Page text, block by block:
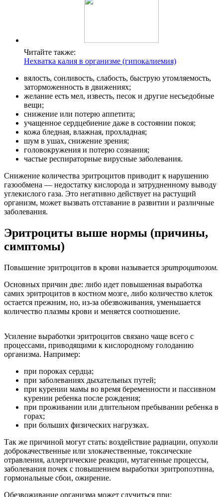
Читайте также:
Нехватка калия в организме (гипокалиемия)
вялость, сонливость, слабость, быструю утомляемость,
заторможенность в движениях;
желание есть мел, известь, песок и другие несъедобные
вещи;
снижение или потерю аппетита;
учащенное сердцебиение даже в состоянии покоя;
кожа бледная, влажная, прохладная;
шум в ушах, снижение зрения;
головокружения и потерю сознания;
частые респираторные вирусные заболевания.
Снижение количества эритроцитов приводит к нарушению
газообмена — недостатку кислорода и затрудненному выводу
углекислого газа. Это негативно действует на растущий
организм, может вызвать отставание в развитии и различные
заболевания.
Эритроциты выше нормы (причины,
симптомы)
Повышение эритроцитов в крови называется эритроцитозом.
Основных причин две: либо идет повышенная выработка
самих эритроцитов в костном мозге, либо количество клеток
остается прежним, но, из-за обезвоживания, уменьшается
количество плазмы крови и меняется соотношение.
Усиление выработки эритроцитов связано чаще всего с
процессами, приводящими к кислородному голоданию
организма. Например:
при пороках сердца;
при заболеваниях дыхательных путей;
при курении мамы во время беременности и пассивном
курении ребенка после рождения;
при проживании или длительном пребывании ребенка в
горах;
при больших физических нагрузках.
Так же причиной могут стать: воздействие радиации, опухоли
доброкачественные или злокачественные, токсические
отравления, аллергические реакции, мутагенные процессы,
заболевания почек с повышением выработки эритропоэтина,
гормональные сбои, ожирение.
Обезвоживание организма может случиться при: